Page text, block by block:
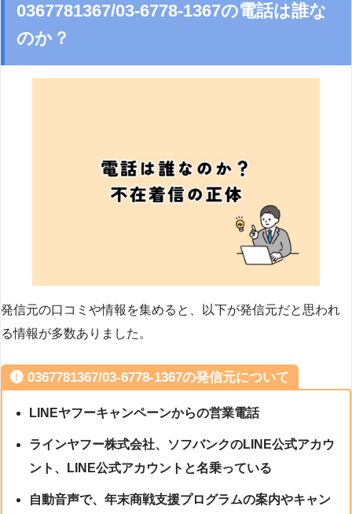
0367781367/03-6778-1367の電話は誰な
のか？
発信元の口コミや情報を集めると、以下が発信元だと思われ
る情報が多数ありました。
0367781367/03-6778-1367の発信元について
LINEヤフーキャンペーンからの営業電話
ラインヤフー株式会社、ソフバンクのLINE公式アカウ
ント、LINE公式アカウントと名乗っている
自動音声で、年末商戦支援プログラムの案内やキャン